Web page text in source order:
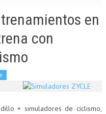
en
con
+ simuladores de ciclismo,